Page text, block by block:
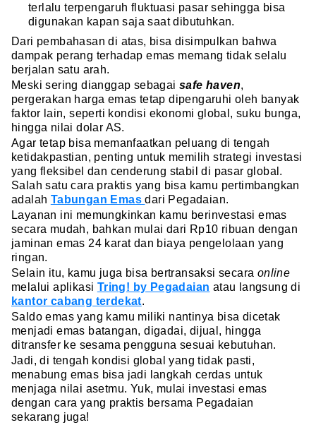
terlalu terpengaruh fluktuasi pasar sehingga bisa
digunakan kapan saja saat dibutuhkan.
Dari pembahasan di atas, bisa disimpulkan bahwa
dampak perang terhadap emas memang tidak selalu
berjalan satu arah.
Meski sering dianggap sebagai safe haven,
pergerakan harga emas tetap dipengaruhi oleh banyak
faktor lain, seperti kondisi ekonomi global, suku bunga,
hingga nilai dolar AS.
Agar tetap bisa memanfaatkan peluang di tengah
ketidakpastian, penting untuk memilih strategi investasi
yang fleksibel dan cenderung stabil di pasar global.
Salah satu cara praktis yang bisa kamu pertimbangkan
adalah Tabungan Emasdari Pegadaian.
Layanan ini memungkinkan kamu berinvestasi emas
secara mudah, bahkan mulai dari Rp10 ribuan dengan
jaminan emas 24 karat dan biaya pengelolaan yang
ringan.
Selain itu, kamu juga bisa bertransaksi secara online
melalui aplikasi Tring! by Pegadaian atau langsung di
kantor cabang terdekat.
Saldo emas yang kamu miliki nantinya bisa dicetak
menjadi emas batangan, digadai, dijual, hingga
ditransfer ke sesama pengguna sesuai kebutuhan.
Jadi, di tengah kondisi global yang tidak pasti,
menabung emas bisa jadi langkah cerdas untuk
menjaga nilai asetmu. Yuk, mulai investasi emas
dengan cara yang praktis bersama Pegadaian
sekarang juga!